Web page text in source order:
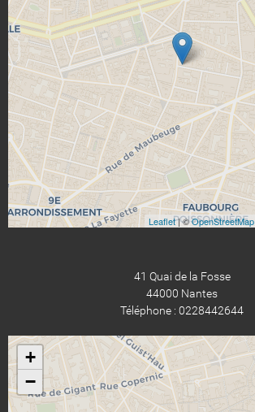
Leaflet| ©OpenStreetMap
41 Quai de la Fosse
44000 Nantes
Téléphone : 0228442644
+
−